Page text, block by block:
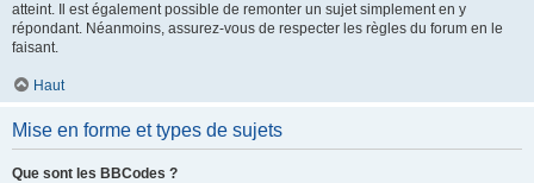
atteint. Il est également possible de remonter un sujet simplement en y
répondant. Néanmoins, assurez-vous de respecter les règles du forum en le
faisant.
Haut
Mise en forme et types de sujets
Que sont les BBCodes ?